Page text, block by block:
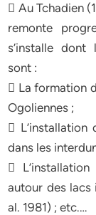
 Au Tchadien
remonte
s’installe dont
sont :
 La formation
Ogoliennes ;

dans les

autour des lacs
al. 1981) ; etc.…